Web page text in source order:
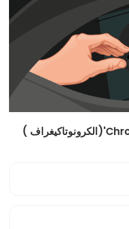
3. تمكن آلة 'Chronotachygraph'(الكرونوتاكيغراف )